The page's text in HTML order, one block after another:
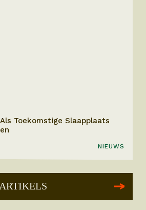
Als Toekomstige Slaapplaats
NIEUWS